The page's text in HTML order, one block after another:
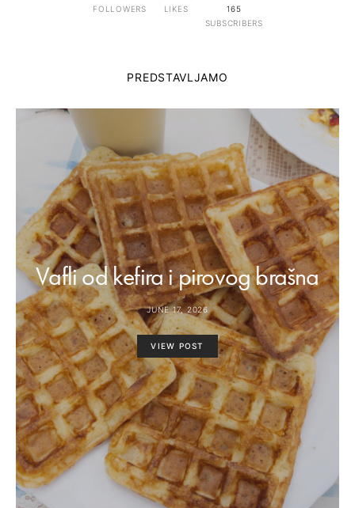
FOLLOWERS
LIKES
165
SUBSCRIBERS
PREDSTAVLJAMO
Vafli od kefira i pirovog brašna
JUNE 17, 2026
VIEW POST